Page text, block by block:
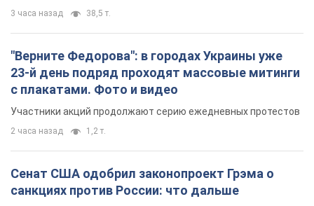
3 часа назад 38,5 т.
"Верните Федорова": в городах Украины уже
23-й день подряд проходят массовые митинги
с плакатами. Фото и видео
Участники акций продолжают серию ежедневных протестов
2 часа назад 1,2 т.
Сенат США одобрил законопроект Грэма о
санкциях против России: что дальше